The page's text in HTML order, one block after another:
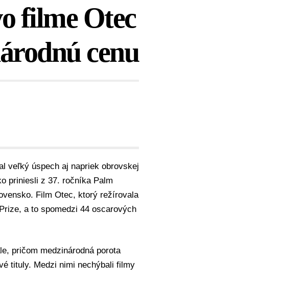
filme Otec
cenu
veľký úspech aj napriek obrovskej
priniesli z 37. ročníka Palm
Film Otec, ktorý režírovala
a to spomedzi 44 oscarových
pričom medzinárodná porota
tituly. Medzi nimi nechýbali filmy